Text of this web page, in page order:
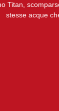
Titan,
stesse acque